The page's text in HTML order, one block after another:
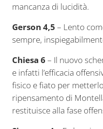
mancanza di lucidità.
Gerson 4,5 – Lento
sempre,
Chiesa 6– Il nuovo
e infatti l’efficacia
fisico e fiato per
ripensamento di
restituisce alla fase